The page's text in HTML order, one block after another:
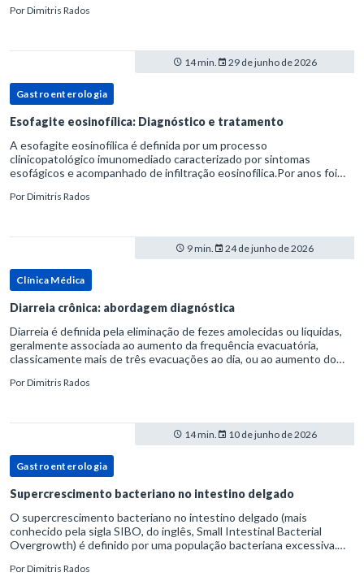
PorDimitris Rados
14 min. 29 de junho de 2026
Gastroenterologia
Esofagite eosinofílica: Diagnóstico e tratamento
A esofagite eosinofílica é definida por um processo
clinicopatológico imunomediado caracterizado por sintomas
esofágicos e acompanhado de infiltração eosinofílica.Por anos foi
refluxo gastr
PorDimitris Rados
9 min. 24 de junho de 2026
Clínica Médica
Diarreia crônica: abordagem diagnóstica
Diarreia é definida pela eliminação de fezes amolecidas ou líquidas,
geralmente associada ao aumento da frequência evacuatória,
classicamente mais de três evacuações ao dia, ou ao aumento do
PorDimitris Rados
14 min. 10 de junho de 2026
Gastroenterologia
Supercrescimento bacteriano no intestino delgado
O supercrescimento bacteriano no intestino delgado (mais
conhecido pela sigla SIBO, do inglês, Small Intestinal Bacterial
Overgrowth) é definido por uma população bacteriana excessiva.
PorDimitris Rados